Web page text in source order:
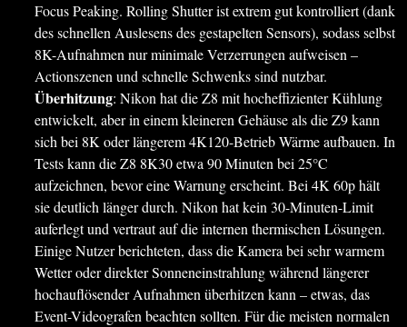
Focus Peaking. Rolling Shutter ist extrem gut kontrolliert (dank
des schnellen Auslesens des gestapelten Sensors), sodass selbst
8K-Aufnahmen nur minimale Verzerrungen aufweisen –
Actionszenen und schnelle Schwenks sind nutzbar.
Überhitzung: Nikon hat die Z8 mit hocheffizienter Kühlung
entwickelt, aber in einem kleineren Gehäuse als die Z9 kann
sich bei 8K oder längerem 4K120-Betrieb Wärme aufbauen. In
Tests kann die Z8 8K30 etwa 90 Minuten bei 25°C
aufzeichnen, bevor eine Warnung erscheint. Bei 4K 60p hält
sie deutlich länger durch. Nikon hat kein 30-Minuten-Limit
auferlegt und vertraut auf die internen thermischen Lösungen.
Einige Nutzer berichteten, dass die Kamera bei sehr warmem
Wetter oder direkter Sonneneinstrahlung während längerer
hochauflösender Aufnahmen überhitzen kann – etwas, das
Event-Videografen beachten sollten. Für die meisten normalen